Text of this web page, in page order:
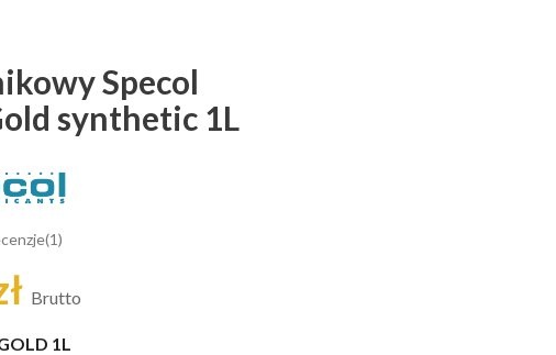
Specol
synthetic 1L
Brutto
1L